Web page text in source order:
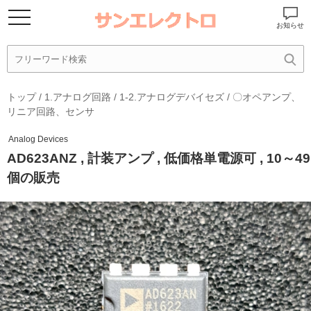
お知らせ
トップ/ 1.アナログ回路 / 1-2.アナログデバイセズ / 〇オペアンプ、
リニア回路、センサ
Analog Devices
AD623ANZ , 計装アンプ , 低価格単電源可 , 10～49
個の販売